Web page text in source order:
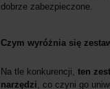
dobrze zabezpieczone.
Czym wyróżnia się
Na tle konkurencji, ten
narzędzi, co czyni go